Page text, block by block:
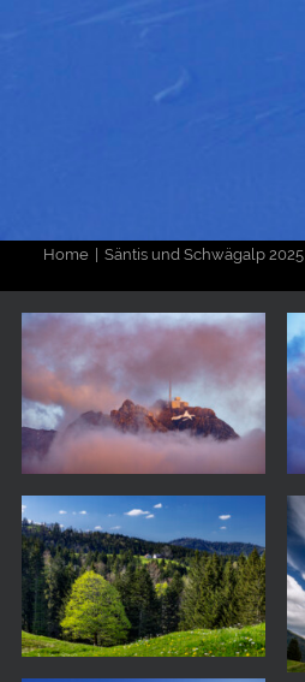
Home Säntis und Schwägalp 2025
Säntisgipfel in den Wolken
25-06-04-1032
Unteres Scheieli 25-04-29-
1784